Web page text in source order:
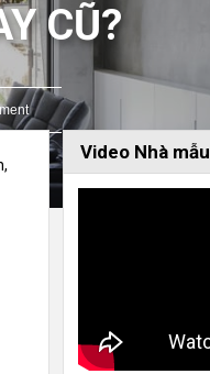
CŨ?
Video Nhà mẫu